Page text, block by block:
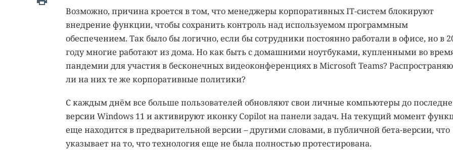
Возможно, причина кроется в том, что менеджеры корпоративных IT-систем блокируют
внедрение функции, чтобы сохранить контроль над используемом программным
обеспечением. Так было бы логично, если бы сотрудники постоянно работали в офисе, но в
году многие работают из дома. Но как быть с домашними ноутбуками, купленными во
пандемии для участия в бесконечных видеоконференциях в Microsoft Teams?
ли на них те же корпоративные политики?
С каждым днём все больше пользователей обновляют свои личные компьютеры до
версии Windows 11 и активируют иконку Copilot на панели задач. На текущий момент
еще находится в предварительной версии – другими словами, в публичной бета-версии, что
указывает на то, что технология еще не была полностью протестирована.